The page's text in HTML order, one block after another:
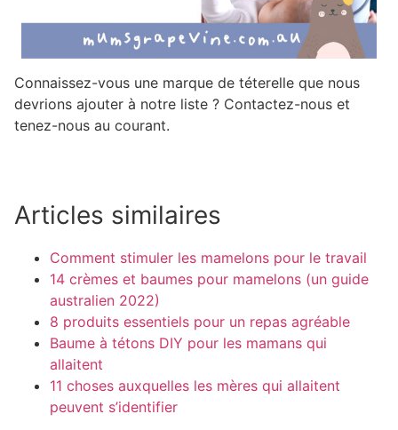
Connaissez-vous une marque de téterelle que nous
devrions ajouter à notre liste ? Contactez-nous et
tenez-nous au courant.
Articles similaires
Comment stimuler les mamelons pour le travail
14 crèmes et baumes pour mamelons (un guide
australien 2022)
8 produits essentiels pour un repas agréable
Baume à tétons DIY pour les mamans qui
allaitent
11 choses auxquelles les mères qui allaitent
peuvent s’identifier